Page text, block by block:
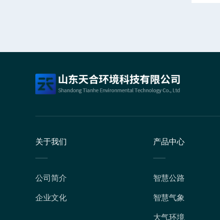
关于我们
公司简介
企业文化
产品中心
智慧公路
智慧气象
大气环境